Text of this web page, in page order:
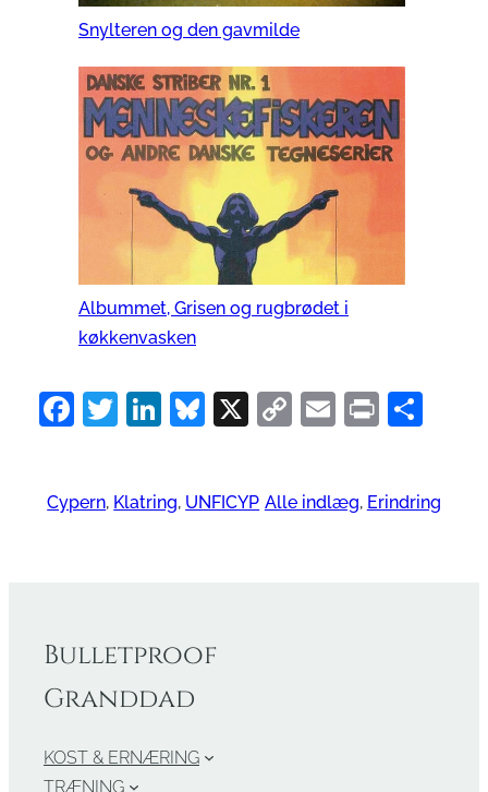
Snylteren og den gavmilde
Albummet, Grisen og rugbrødet i
køkkenvasken
Facebook
Twitter
LinkedIn
Bluesky
X
CopyEmail
Print
Cypern, Klatring, UNFICYP Alle indlæg, Erindring
Bulletproof
Granddad
KOST & ERNÆRING
TRÆNING